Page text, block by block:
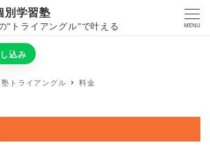
別学習塾
"トライアングル"で叶える MENU
込み
トライアングル 料金